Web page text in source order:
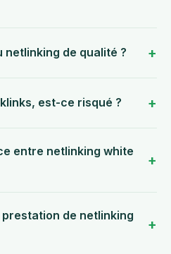
netlinking de qualité ?
est-ce risqué ?
entre netlinking white
de netlinking